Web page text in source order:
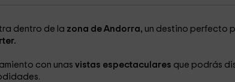
dentro de la zona de Andorra, un destino perfecto
con unas vistas espectaculares que podrás